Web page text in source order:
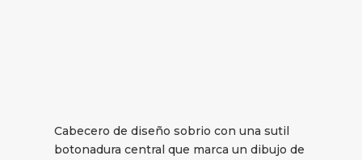
Cabecero de diseño sobrio con una sutil
botonadura central que marca un dibujo de